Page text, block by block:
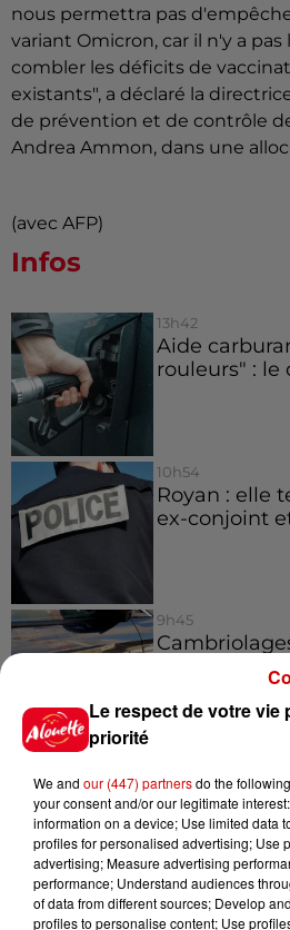
nous permettra pas
variant Omicron, car il n'y a
combler les déficits de
existants", a déclaré la
de prévention et de contrôle
Andrea Ammon, dans une
(avec AFP)
Infos
13h42
Aide
rouleurs" : le
10h54
Royan : elle
ex-conjoint
9h45
logements
Pape Léon
est son
Le respect de votre vie
priorité
We and our (447) partnersdo the
your consent and/or our legitimate
information on a device; Use limited data
profiles for personalised advertising; Use
advertising; Measure advertising
performance; Understand audiences
of data from different sources; Develop
profiles to personalise content; Use